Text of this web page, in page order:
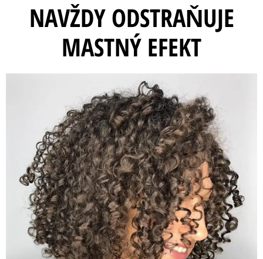
NAVŽDY ODSTRAŇUJE
MASTNÝ EFEKT